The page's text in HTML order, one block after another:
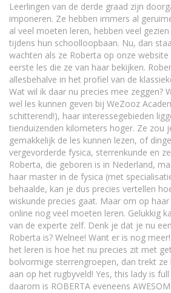
Leerlingen van de derde graad zijn
imponeren. Ze hebben immers al
al veel moeten leren, hebben veel
tijdens hun schoolloopbaan. Nu, dan
wachten als ze Roberta op onze
eerste les die ze van haar bekijken.
allesbehalve in het profiel van de
Wat wil ik daar nu precies mee zeggen?
wel les kunnen geven bij WeZooz
schitterend!), haar interessegebieden
tienduizenden kilometers hoger. Ze zou
gemakkelijk de les kunnen lezen, of
vergevorderde fysica, sterrenkunde en
Roberta, die geboren is in Nederland,
haar master in de fysica (met
behaalde, kan je dus precies vertellen
wiskunde precies gaat. Maar om op
online nog veel moeten leren. Gelukkig
van de experte zelf. Denk je dat je nu
Roberta is? Welnee! Want er is nog
het leren is hoe het nu precies zit met
bolvormige sterrengroepen, dan trekt ze
aan op het rugbyveld! Yes, this lady is
daarom is ROBERTA eveneens